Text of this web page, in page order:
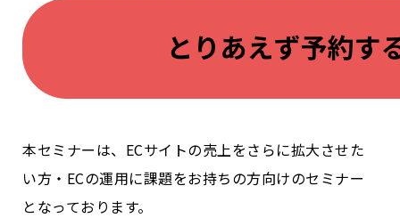
本セミナーは、ECサイトの売上をさらに拡大させた
い方・ECの運用に課題をお持ちの方向けのセミナー
となっております。